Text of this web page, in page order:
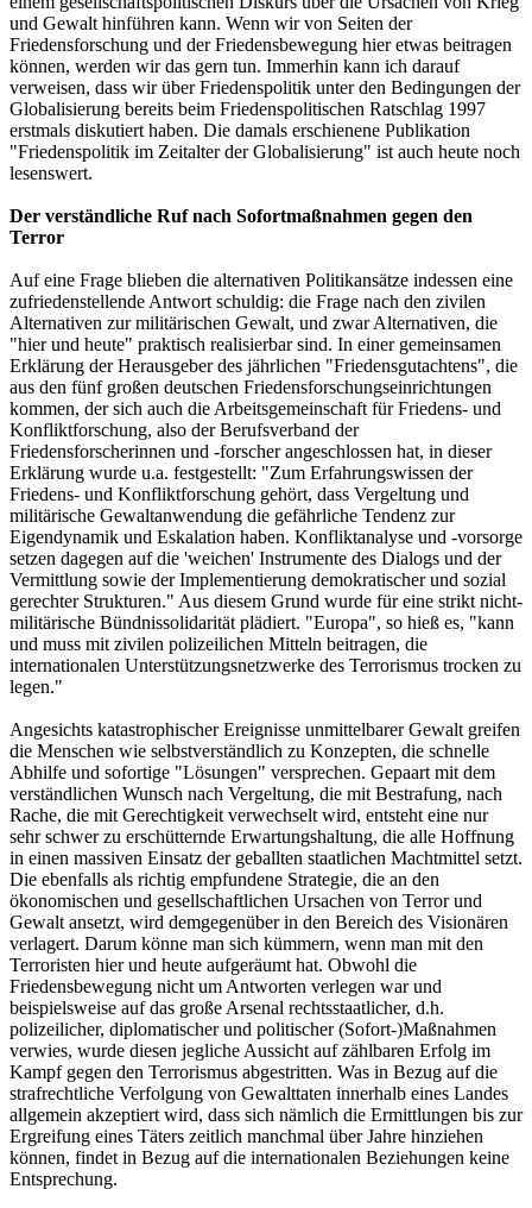
und Gewalt hinführen kann. Wenn wir von Seiten der
Friedensforschung und der Friedensbewegung hier etwas beitragen
können, werden wir das gern tun. Immerhin kann ich darauf
verweisen, dass wir über Friedenspolitik unter den Bedingungen der
Globalisierung bereits beim Friedenspolitischen Ratschlag 1997
erstmals diskutiert haben. Die damals erschienene Publikation
"Friedenspolitik im Zeitalter der Globalisierung" ist auch heute noch
lesenswert.
Der verständliche Ruf nach Sofortmaßnahmen gegen den
Terror
Auf eine Frage blieben die alternativen Politikansätze indessen eine
zufriedenstellende Antwort schuldig: die Frage nach den zivilen
Alternativen zur militärischen Gewalt, und zwar Alternativen, die
"hier und heute" praktisch realisierbar sind. In einer gemeinsamen
Erklärung der Herausgeber des jährlichen "Friedensgutachtens", die
aus den fünf großen deutschen Friedensforschungseinrichtungen
kommen, der sich auch die Arbeitsgemeinschaft für Friedens- und
Konfliktforschung, also der Berufsverband der
Friedensforscherinnen und -forscher angeschlossen hat, in dieser
Erklärung wurde u.a. festgestellt: "Zum Erfahrungswissen der
Friedens- und Konfliktforschung gehört, dass Vergeltung und
militärische Gewaltanwendung die gefährliche Tendenz zur
Eigendynamik und Eskalation haben. Konfliktanalyse und -vorsorge
setzen dagegen auf die 'weichen' Instrumente des Dialogs und der
Vermittlung sowie der Implementierung demokratischer und sozial
gerechter Strukturen." Aus diesem Grund wurde für eine strikt nicht-
militärische Bündnissolidarität plädiert. "Europa", so hieß es, "kann
und muss mit zivilen polizeilichen Mitteln beitragen, die
internationalen Unterstützungsnetzwerke des Terrorismus trocken zu
legen."
Angesichts katastrophischer Ereignisse unmittelbarer Gewalt greifen
die Menschen wie selbstverständlich zu Konzepten, die schnelle
Abhilfe und sofortige "Lösungen" versprechen. Gepaart mit dem
verständlichen Wunsch nach Vergeltung, die mit Bestrafung, nach
Rache, die mit Gerechtigkeit verwechselt wird, entsteht eine nur
sehr schwer zu erschütternde Erwartungshaltung, die alle Hoffnung
in einen massiven Einsatz der geballten staatlichen Machtmittel setzt.
Die ebenfalls als richtig empfundene Strategie, die an den
ökonomischen und gesellschaftlichen Ursachen von Terror und
Gewalt ansetzt, wird demgegenüber in den Bereich des Visionären
verlagert. Darum könne man sich kümmern, wenn man mit den
Terroristen hier und heute aufgeräumt hat. Obwohl die
Friedensbewegung nicht um Antworten verlegen war und
beispielsweise auf das große Arsenal rechtsstaatlicher, d.h.
polizeilicher, diplomatischer und politischer (Sofort-)Maßnahmen
verwies, wurde diesen jegliche Aussicht auf zählbaren Erfolg im
Kampf gegen den Terrorismus abgestritten. Was in Bezug auf die
strafrechtliche Verfolgung von Gewalttaten innerhalb eines Landes
allgemein akzeptiert wird, dass sich nämlich die Ermittlungen bis zur
Ergreifung eines Täters zeitlich manchmal über Jahre hinziehen
können, findet in Bezug auf die internationalen Beziehungen keine
Entsprechung.